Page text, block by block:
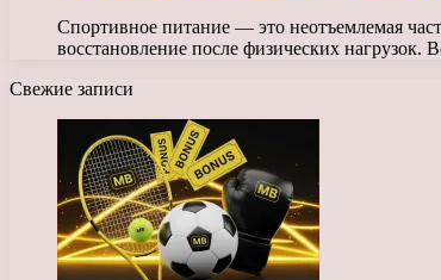
Спортивное питание — это неотъемлемая
восстановление после физических
Свежие записи